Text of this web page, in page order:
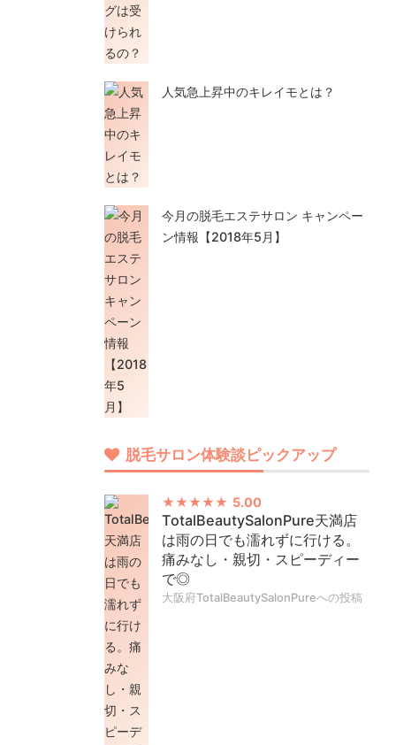
人気急上昇中のキレイモとは？
今月の脱毛エステサロン キャンペー
ン情報【2018年5月】
脱毛サロン体験談ピックアップ
5.00
TotalBeautySalonPure天満店
は雨の日でも濡れずに行ける。
痛みなし・親切・スピーディー
で◎
大阪府TotalBeautySalonPureへの投稿